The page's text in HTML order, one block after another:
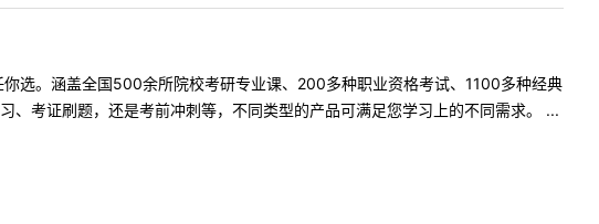
选。涵盖全国500余所院校考研专业课、200多种职业资格考试、1100多种经典
考证刷题，还是考前冲刺等，不同类型的产品可满足您学习上的不同需求。 ...